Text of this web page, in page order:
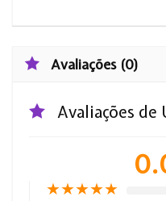
Avaliações (0)
Avaliações de
★★★★★